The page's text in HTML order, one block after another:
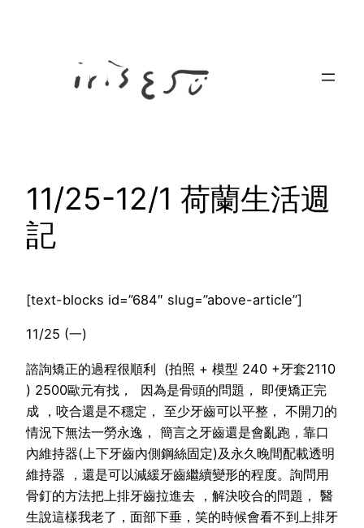
11/25-12/1 荷蘭生活週
記
[text-blocks id=”684″ slug=”above-article”]
11/25 (一)
諮詢矯正的過程很順利 (拍照 + 模型 240 +牙套2110
) 2500歐元有找， 因為是骨頭的問題， 即便矯正完
成 ，咬合還是不穩定， 至少牙齒可以平整， 不開刀的
情況下無法一勞永逸， 簡言之牙齒還是會亂跑，靠口
內維持器(上下牙齒內側鋼絲固定)及永久晚間配載透明
維持器 ，還是可以減緩牙齒繼續變形的程度。詢問用
骨釘的方法把上排牙齒拉進去 ，解決咬合的問題， 醫
生說這樣我老了，面部下垂，笑的時候會看不到上排牙